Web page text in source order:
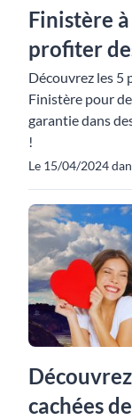
Finistère
profiter
Découvrez les 5
Finistère pour
garantie dans
!
Le 15/04/2024
cachées